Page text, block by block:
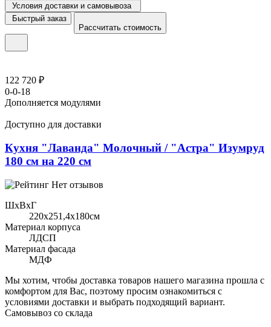
Условия доставки и самовывоза
Быстрый заказ
Рассчитать стоимость
122 720 ₽
0-0-18
Дополняется модулями
Доступно для доставки
Кухня "Лаванда" Молочный / "Астра" Изумруд
180 см на 220 см
Нет отзывов
ШхВхГ
220x251,4х180см
Материал корпуса
ЛДСП
Материал фасада
МДФ
Мы хотим, чтобы доставка товаров нашего магазина прошла с
комфортом для Вас, поэтому просим ознакомиться с
условиями доставки и выбрать подходящий вариант.
Самовывоз со склада